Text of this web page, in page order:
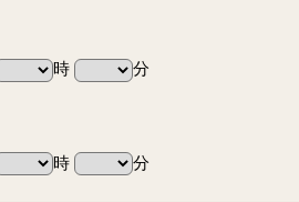
時
分
時 分